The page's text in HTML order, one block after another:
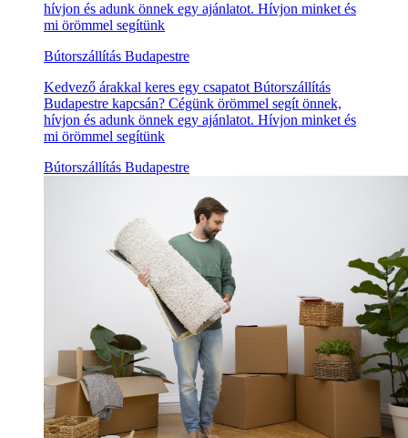
hívjon és adunk önnek egy ajánlatot. Hívjon minket és
mi örömmel segítünk
Bútorszállítás Budapestre
Kedvező árakkal keres egy csapatot Bútorszállítás
Budapestre kapcsán? Cégünk örömmel segít önnek,
hívjon és adunk önnek egy ajánlatot. Hívjon minket és
mi örömmel segítünk
Bútorszállítás Budapestre